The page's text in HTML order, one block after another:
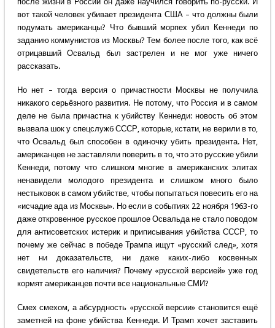
вот такой человек убивает президента США – что должны были
подумать американцы? Что бывший морпех убил Кеннеди по
заданию коммунистов из Москвы? Тем более после того, как всё
отрицавший Освальд был застрелен и не мог уже ничего
рассказать.
Но нет – тогда версия о причастности Москвы не получила
никакого серьёзного развития. Не потому, что Россия и в самом
деле не была причастна к убийству Кеннеди: новость об этом
вызвала шок у спецслужб СССР, которые, кстати, не верили в то,
что Освальд был способен в одиночку убить президента. Нет,
американцев не заставляли поверить в то, что это русские убили
Кеннеди, потому что слишком многие в американских элитах
ненавидели молодого президента и слишком много было
нестыковок в самом убийстве, чтобы попытаться повесить его на
«исчадие ада из Москвы». Но если в событиях 22 ноября 1963-го
даже откровенное русское прошлое Освальда не стало поводом
для антисоветских истерик и приписывания убийства СССР, то
почему же сейчас в победе Трампа ищут «русский след», хотя
нет ни доказательств, ни даже каких-либо косвенных
свидетельств его наличия? Почему «русской версией» уже год
кормят американцев почти все национальные СМИ?
Смех смехом, а абсурдность «русской версии» становится ещё
заметней на фоне убийства Кеннеди. И Трамп хочет заставить